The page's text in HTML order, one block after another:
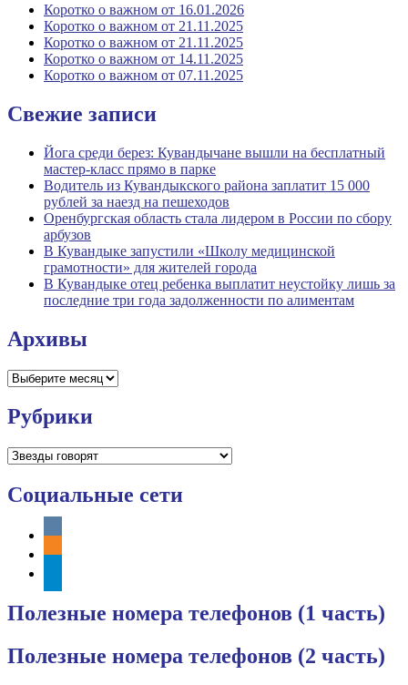
Коротко о важном от 16.01.2026
Коротко о важном от 21.11.2025
Коротко о важном от 21.11.2025
Коротко о важном от 14.11.2025
Коротко о важном от 07.11.2025
Свежие записи
Йога среди берез: Кувандычане вышли на бесплатный
мастер-класс прямо в парке
Водитель из Кувандыкского района заплатит 15 000
рублей за наезд на пешеходов
Оренбургская область стала лидером в России по сбору
арбузов
В Кувандыке запустили «Школу медицинской
грамотности» для жителей города
В Кувандыке отец ребенка выплатит неустойку лишь за
последние три года задолженности по алиментам
Архивы
Архивы
Рубрики
Рубрики
Социальные сети
vkontakte
odnoklassniki
Полезные номера телефонов (1 часть)
Полезные номера телефонов (2 часть)